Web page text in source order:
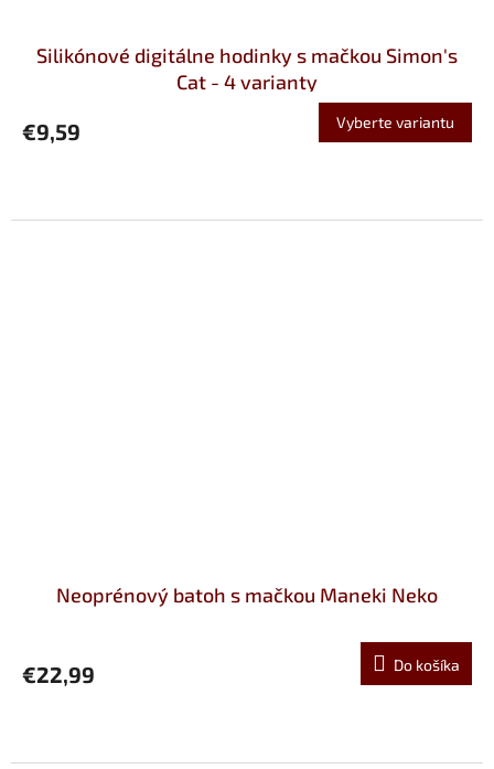
Silikónové digitálne hodinky s mačkou Simon's
Cat - 4 varianty
€9,59 Vyberte variantu
Neoprénový batoh s mačkou Maneki Neko
€22,99 Do košíka